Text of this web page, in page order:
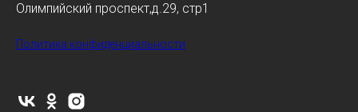
Олимпийский проспект,д.29, стр1
Политика конфиденциальности